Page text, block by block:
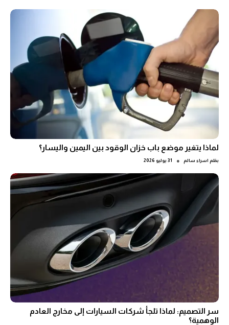
لماذا يتغير موضع باب خزان الوقود بين اليمين واليسار؟
بقلم اسراء سالم ● 31 يوليو 2026
سر التصميم: لماذا تلجأ شركات السيارات إلى مخارج العادم
الوهمية؟